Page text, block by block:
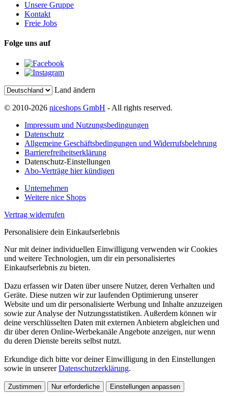
Unsere Gruppe
Kontakt
Freie Jobs
Folge uns auf
Land ändern
© 2010-2026 niceshops GmbH - All rights reserved.
Impressum und Nutzungsbedingungen
Datenschutz
Allgemeine Geschäftsbedingungen und Widerrufsbelehrung
Barrierefreiheitserklärung
Datenschutz-Einstellungen
Abo-Verträge hier kündigen
Unternehmen
Weitere nice Shops
Vertrag widerrufen
Personalisiere dein Einkaufserlebnis
Nur mit deiner individuellen Einwilligung verwenden wir Cookies
und weitere Technologien, um dir ein personalisiertes
Einkaufserlebnis zu bieten.
Dazu erfassen wir Daten über unsere Nutzer, deren Verhalten und
Geräte. Diese nutzen wir zur laufenden Optimierung unserer
Website und um dir personalisierte Werbung und Inhalte anzuzeigen
sowie zur Analyse der Nutzungsstatistiken. Außerdem können wir
deine verschlüsselten Daten mit externen Anbietern abgleichen und
dir über deren Online-Werbekanäle Angebote anzeigen, nur wenn
du deren Dienste bereits selbst nutzt.
Erkundige dich bitte vor deiner Einwilligung in den Einstellungen
sowie in unsererDatenschutzerklärung.
Zustimmen Nur erforderliche Einstellungen anpassen